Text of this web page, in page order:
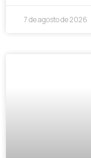
7 de agosto de 2026